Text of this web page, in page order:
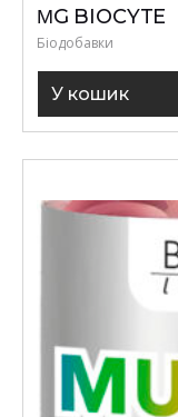
ΜG BIOCYTE
Біодобавки
У кошик